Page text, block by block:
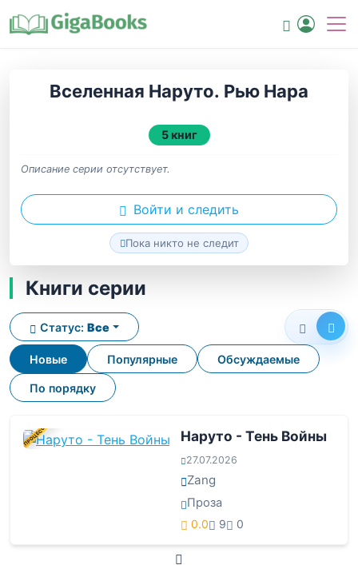
Вселенная Наруто. Рью Нара
5 книг
Описание серии отсутствует.
Войти и следить
Пока никто не следит
Книги серии
Новые Популярные Обсуждаемые
По порядку
Статус: Все
В ПРОЦЕССЕ Наруто - Тень Войны
27.07.2026
Zang
Проза
0.0 9 0